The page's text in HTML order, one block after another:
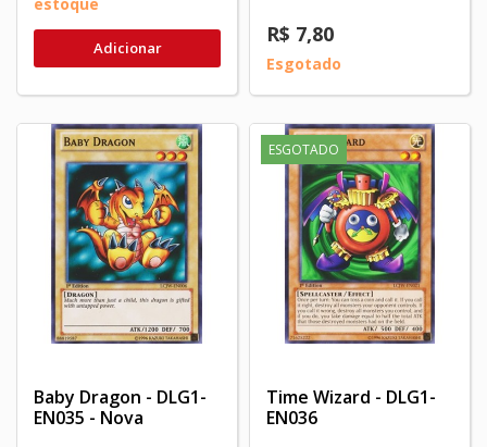
Adicionar
R$ 7,80
Esgotado
Baby Dragon - DLG1-
EN035 - Nova
ESGOTADO
Time Wizard - DLG1-
EN036